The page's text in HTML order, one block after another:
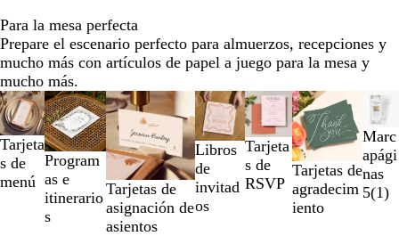
6
Para la mesa perfecta
Prepare el escenario perfecto para almuerzos, recepciones y
mucho más con artículos de papel a juego para la mesa y
mucho más.
Nuevas opciones
Tarjeta
s de
menú
Nuevas opciones
Program
as e
itinerario
s
Tarjetas de
asignación de
asientos
Libros
de
invitad
os
Tarjeta
s de
RSVP
Tarjetas de
agradecim
iento
Marc
apági
nas
5(1)
Diapositivas
de
la
1
a
la